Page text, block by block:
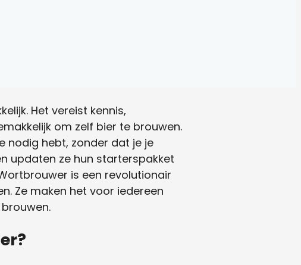
Het vereist kennis,
om zelf bier te brouwen.
nodig hebt, zonder dat je je
updaten ze hun starterspakket
is een revolutionair
Ze maken het voor iedereen